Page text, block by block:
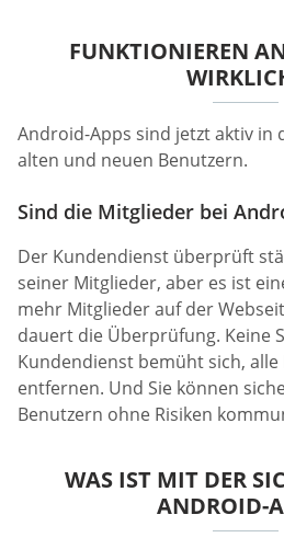
FUNKTIONIEREN
Android-Apps sind jetzt aktiv in
alten und neuen Benutzern.
Sind die Mitglieder bei
Der Kundendienst überprüft
seiner Mitglieder, aber es ist
mehr Mitglieder auf der
dauert die Überprüfung. Keine
Kundendienst bemüht sich,
entfernen. Und Sie können
Benutzern ohne Risiken
WAS IST MIT DER
ANDROID-